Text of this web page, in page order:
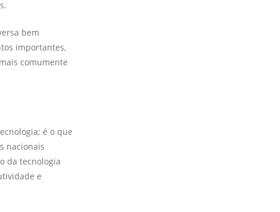
bem
importantes,
comumente
é o que
nacionais
da tecnologia
e